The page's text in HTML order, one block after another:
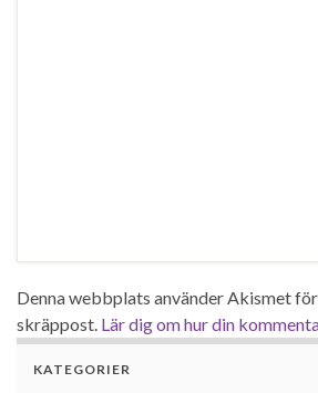
Denna webbplats använder Akismet
skräppost. Lär dig om hur din
KATEGORIER